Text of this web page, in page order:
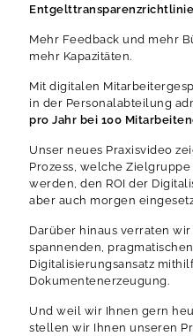
Mehr Feedback und mehr
mehr Kapazitäten.
Mit digitalen
in der Personalabteilung
pro Jahr bei 100
Unser neues Praxisvideo
Prozess, welche
werden, den ROI der
aber auch morgen
Darüber hinaus verraten
spannenden,
Digitalisierungsansatz
Dokumentenerzeugung.
Und weil wir Ihnen gern
stellen wir Ihnen unseren